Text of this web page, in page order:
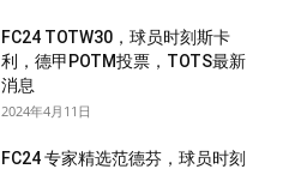
FC24 TOTW30，球员时刻斯卡
利，德甲POTM投票，TOTS最新
消息
2024年4月11日
FC24 专家精选范德芬，球员时刻